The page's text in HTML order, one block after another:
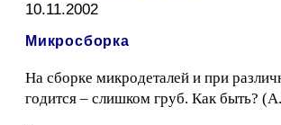
10.11.2002
Микросборка
На сборке микродеталей и при
годится – слишком груб. Как быть?